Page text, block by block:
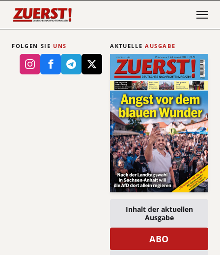
FOLGEN SIE UNS AKTUELLE AUSGABE
Inhalt der aktuellen
Ausgabe
ABO